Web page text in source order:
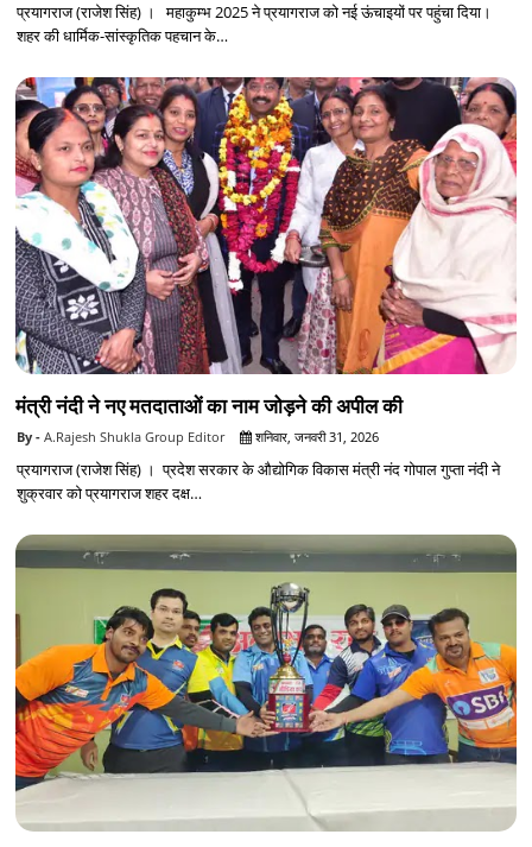
प्रयागराज (राजेश सिंह) । महाकुम्भ 2025 ने प्रयागराज को नई ऊंचाइयों पर पहुंचा दिया।
शहर की धार्मिक-सांस्कृतिक पहचान के…
मंत्री नंदी ने नए मतदाताओं का नाम जोड़ने की अपील की
A.Rajesh Shukla Group Editor शनिवार, जनवरी 31, 2026
प्रयागराज (राजेश सिंह) । प्रदेश सरकार के औद्योगिक विकास मंत्री नंद गोपाल गुप्ता नंदी ने
शुक्रवार को प्रयागराज शहर दक्ष…